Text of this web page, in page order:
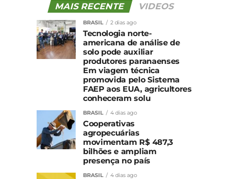
MAIS RECENTE VIDEOS
BRASIL 2 dias ago
Tecnologia norte-
americana de análise de
solo pode auxiliar
produtores paranaenses
Em viagem técnica
promovida pelo Sistema
FAEP aos EUA, agricultores
conheceram solu
BRASIL 4 dias ago
Cooperativas
agropecuárias
movimentam R$ 487,3
bilhões e ampliam
presença no país
BRASIL 4 dias ago